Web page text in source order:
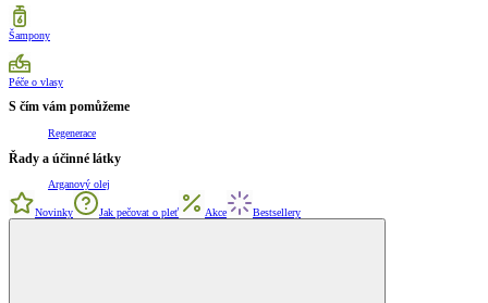
Šampony
Péče o vlasy
S čím vám pomůžeme
Regenerace
Řady a účinné látky
Arganový olej
Novinky Jak pečovat o pleť Akce Bestsellery